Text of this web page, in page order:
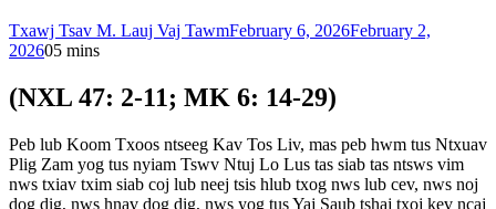
Txawj Tsav M. Lauj Vaj TawmFebruary 6, 2026February 2,
202605 mins
(NXL 47: 2-11; MK 6: 14-29)
Peb lub Koom Txoos ntseeg Kav Tos Liv, mas peb hwm tus Ntxuav
Plig Zam yog tus nyiam Tswv Ntuj Lo Lus tas siab tas ntsws vim
nws txiav txim siab coj lub neej tsis hlub txog nws lub cev, nws noj
dog dig, nws hnav dog dig, nws yog tus Yaj Saub tshaj txoj kev ncaj